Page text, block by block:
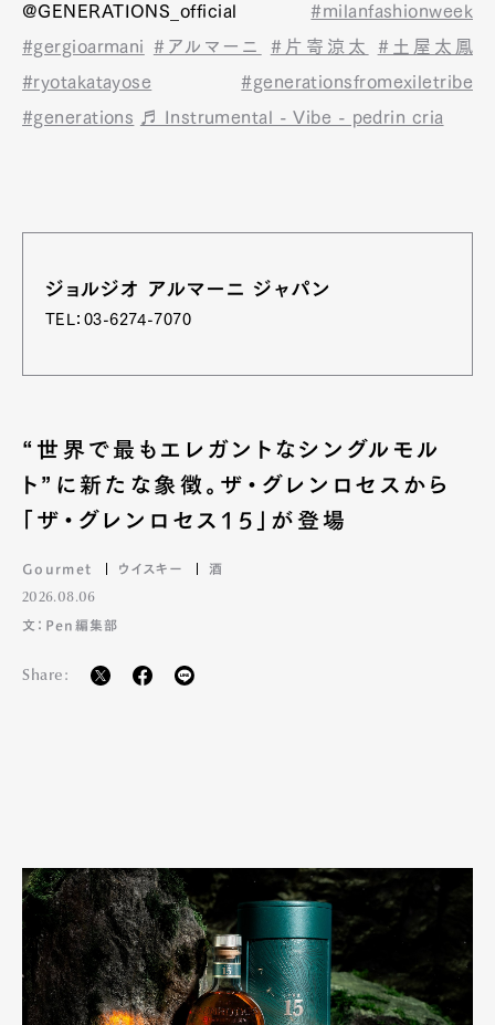
Pen Membership
Magazine
Contact
@GENERATIONS_official#milanfashionweek
#gergioarmani
#アルマーニ #片寄涼太
#土屋太鳳
#ryotakatayose
#generationsfromexiletribe
#generations
♬ Instrumental - Vibe - pedrin cria
ジョルジオ アルマーニ ジャパン
TEL：03-6274-7070
“世界で最もエレガントなシングルモル
ト”に新たな象徴。ザ・グレンロセスから
「ザ・グレンロセス15」が登場
Gourmet ウイスキー 酒
2026.08.06
文：Pen編集部
Share: